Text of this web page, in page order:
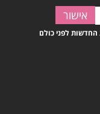
לפני כולם